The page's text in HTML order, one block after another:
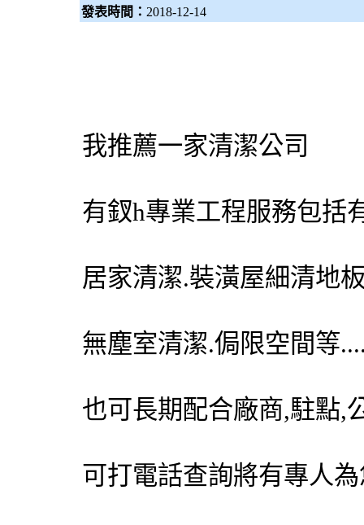
發表時間： 2018-12-14
我推薦一家清潔公司
有釵h專業工程服務包括
居家清潔.裝潢屋細清地
無塵室清潔.侷限空間等
也可長期配合廠商,駐點,
可打電話查詢將有專人